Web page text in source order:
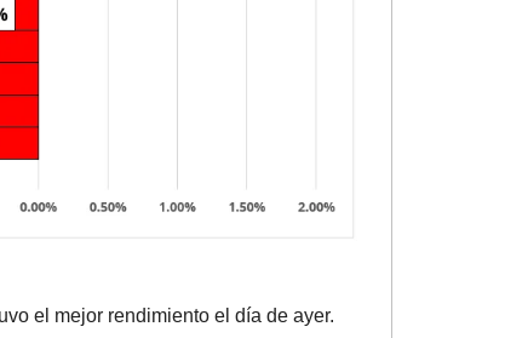
el mejor rendimiento el día de ayer.